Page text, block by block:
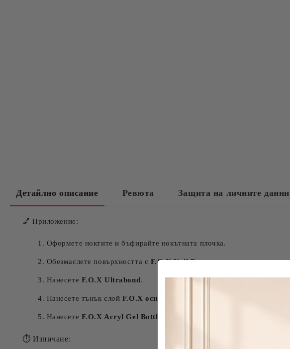
Детайлно описание Ревюта Защита на личните данни
💅 Приложение:
Оформете ноктите и бъфирайте нокътната плочка.
Обезмаслете повърхността с F.O.X Nail Prep.
Нанесете F.O.X Ultrabond.
Нанесете тънък слой F.O.X основа
Нанесете F.O.X Acryl Gel Bottle
⏱ Изпичане: